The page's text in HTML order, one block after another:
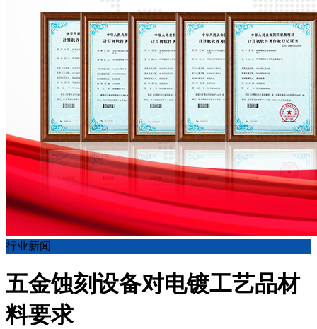
行业新闻
五金蚀刻设备对电镀工艺品材
料要求